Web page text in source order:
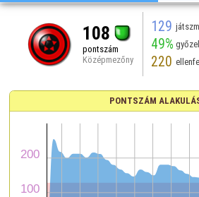
108
pontszám
Középmezőny
129
49%
220
PONTSZÁM